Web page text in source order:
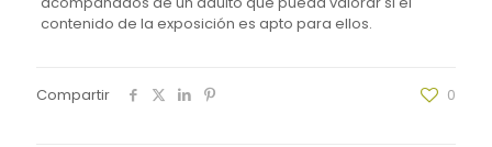
contenido de la exposición es apto para ellos.
Compartir 0